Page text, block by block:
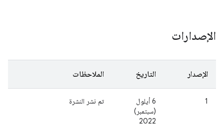
الإصدارات
الإصدار التاريخ الملاحظات
1
6 أيلول
(سبتمبر)
2022
تم نشر النشرة